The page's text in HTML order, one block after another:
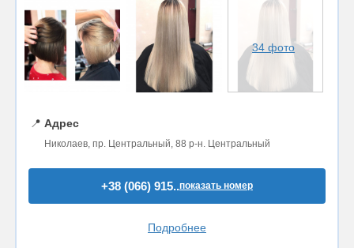
34 фото
📍 Адрес
Николаев, пр. Центральный, 88 р-н. Центральный
+38 (066) 915..показать номер
Подробнее